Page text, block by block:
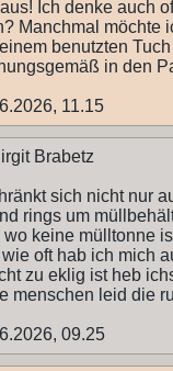
Ich denke auch
Manchmal möchte
benutzten
in den
11.15
Brabetz
sich nicht nur
rings um
wo keine mülltonne
oft hab ich mich
zu eklig ist heb
menschen leid die
09.25